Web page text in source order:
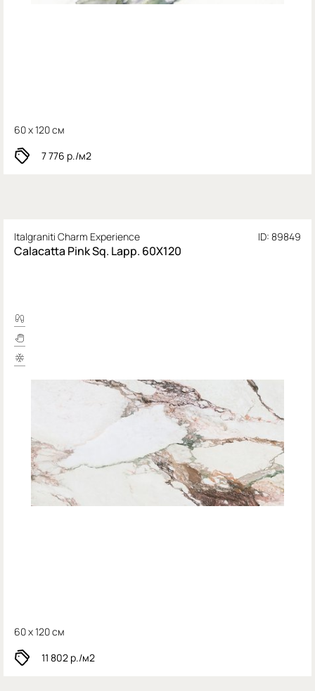
60 x 120 см
7 776 р./м2
Italgraniti Charm Experience ID: 89849
Calacatta Pink Sq. Lapp. 60X120
60 x 120 см
11 802 р./м2